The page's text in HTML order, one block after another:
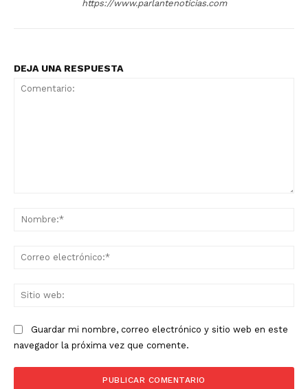
https://www.parlantenoticias.com
DEJA UNA RESPUESTA
Guardar mi nombre, correo electrónico y sitio web en este
navegador la próxima vez que comente.